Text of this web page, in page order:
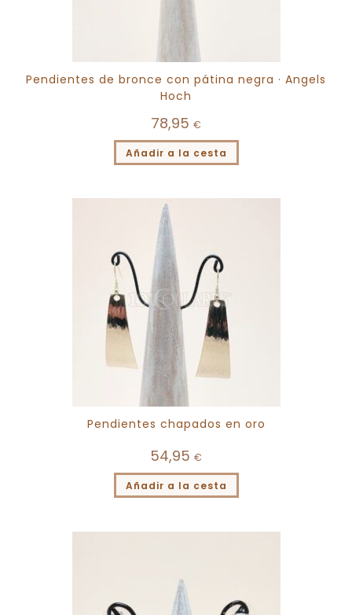
Pendientes de bronce con pátina negra · Angels
Hoch
78,95 €
Añadir a la cesta
Pendientes chapados en oro
54,95 €
Añadir a la cesta